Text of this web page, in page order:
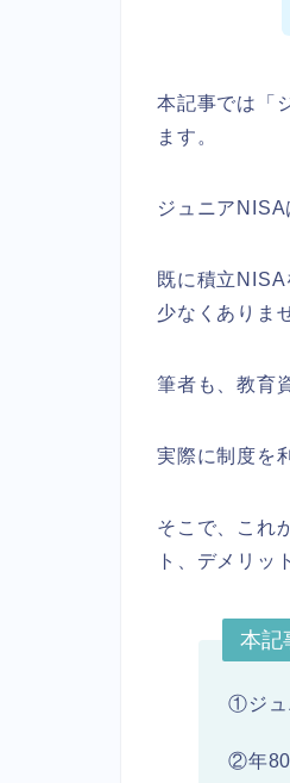
本記事では「
ます。
ジュニアNISA
既に積立
少なくありま
筆者も、教育
実際に制度を
そこで、これ
ト、デメリッ
本記
①ジュ
②年80